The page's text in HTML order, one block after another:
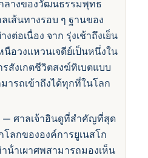
ลางของวัฒนธรรมพุทธ
เส้นทางรอบ ๆ ฐานของ
งต่อเนื่อง จาก รุ่งเช้าถึงเย็น
นือวงแหวนเจดีย์เป็นหนึ่งใน
สังเกตชีวิตสงฆ์ทิเบตแบบ
ารถเข้าถึงได้ทุกที่ในโลก
— ศาลเจ้าฮินดูที่สําคัญที่สุด
ลกขององค์การยูเนสโก
น้ําเผาศพสามารถมองเห็น